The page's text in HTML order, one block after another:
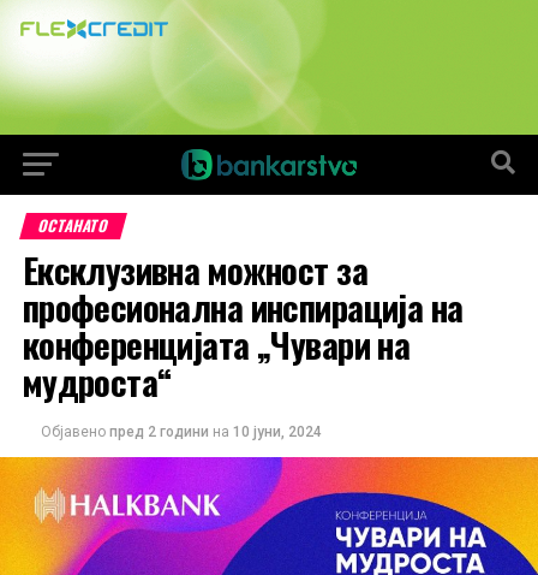
ОСТАНАТО
Ексклузивна можност за
професионална инспирација на
конферeнцијата „Чувари на
мудроста“
Објавено пред 2 години на 10 јуни, 2024